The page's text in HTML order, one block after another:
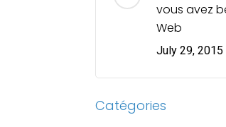
vous avez
Web
July 29, 2015
Catégories